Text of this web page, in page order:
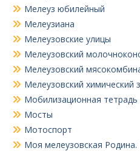
Мелеуз юбилейный
Мелеузиана
Мелеузовские улицы
Мелеузовский
Мелеузовский
Мелеузовский химический
Мобилизационная тетрадь
Мосты
Мотоспорт
Моя мелеузовская